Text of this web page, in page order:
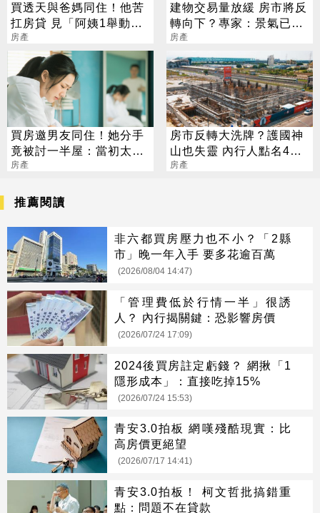
買透天與爸媽同住！他苦
扛房貸 見「阿姨1舉動」
超後悔
房產
建物交易量放緩 房市將反
轉向下？專家：景氣已達
高峰
房產
買房邀男友同住！她分手
竟被討一半屋：當初太天
真
房產
房市反轉大洗牌？護國神
山也失靈 內行人點名4區
房價挫咧等
房產
推薦閱讀
非六都買房壓力也不小？「2縣
市」晚一年入手 要多花逾百萬
(2026/08/04 14:47)
「管理費低於行情一半」很誘
人？ 內行揭關鍵：恐影響房價
(2026/07/24 17:09)
2024後買房註定虧錢？ 網揪「1
隱形成本」：直接吃掉15%
(2026/07/24 15:53)
青安3.0拍板 網嘆殘酷現實：比
高房價更絕望
(2026/07/17 14:41)
青安3.0拍板！ 柯文哲批搞錯重
點：問題不在貸款